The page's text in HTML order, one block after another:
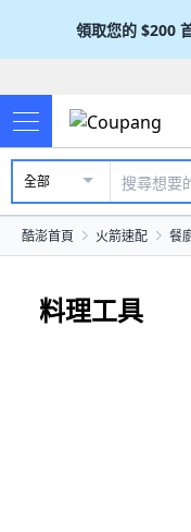
領取您的 $200
全部
酷澎首頁 火箭速配 餐
料理工具